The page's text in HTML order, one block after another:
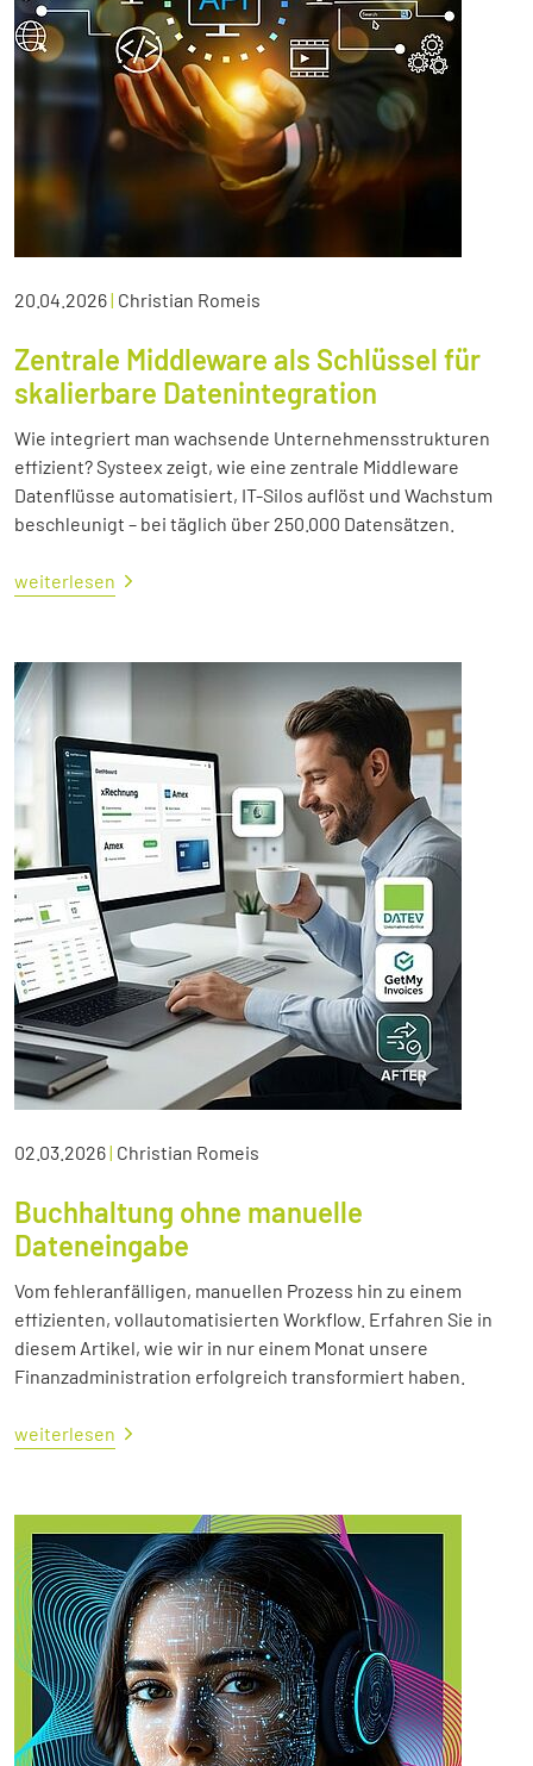
20.04.2026| Christian Romeis
Zentrale Middleware als Schlüssel für
skalierbare Datenintegration
Wie integriert man wachsende Unternehmensstrukturen
effizient? Systeex zeigt, wie eine zentrale Middleware
Datenflüsse automatisiert, IT-Silos auflöst und Wachstum
beschleunigt – bei täglich über 250.000 Datensätzen.
weiterlesen
02.03.2026| Christian Romeis
Buchhaltung ohne manuelle
Dateneingabe
Vom fehleranfälligen, manuellen Prozess hin zu einem
effizienten, vollautomatisierten Workflow. Erfahren Sie in
diesem Artikel, wie wir in nur einem Monat unsere
Finanzadministration erfolgreich transformiert haben.
weiterlesen